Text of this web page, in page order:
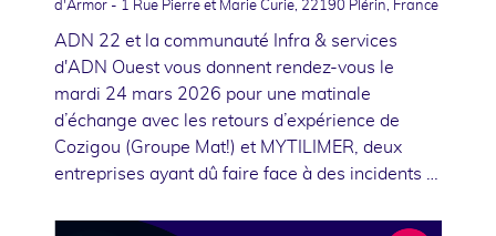
d'Armor - 1 Rue Pierre et Marie Curie, 22190 Plérin, France
ADN 22 et la communauté Infra & services
d'ADN Ouest vous donnent rendez-vous le
mardi 24 mars 2026 pour une matinale
d’échange avec les retours d’expérience de
Cozigou (Groupe Mat!) et MYTILIMER, deux
entreprises ayant dû faire face à des incidents …